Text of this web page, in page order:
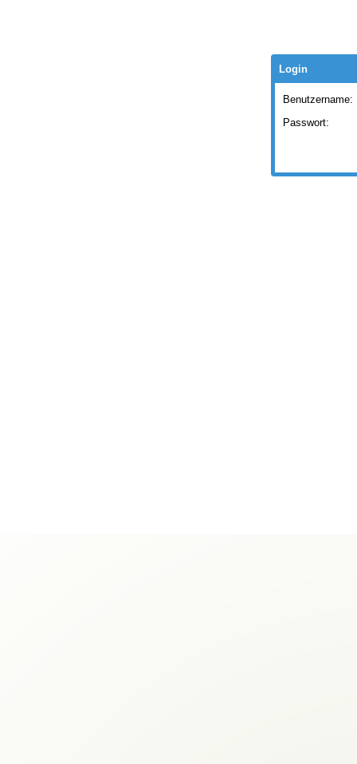
Login
Benutzername:
Passwort: